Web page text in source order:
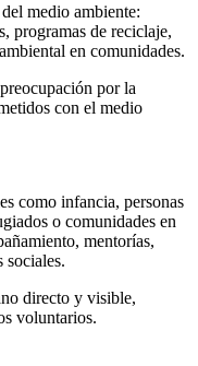
medio ambiente:
programas de reciclaje,
en comunidades.
por la
con el medio
como infancia, personas
o comunidades en
mentorías,
sociales.
directo y visible,
voluntarios.